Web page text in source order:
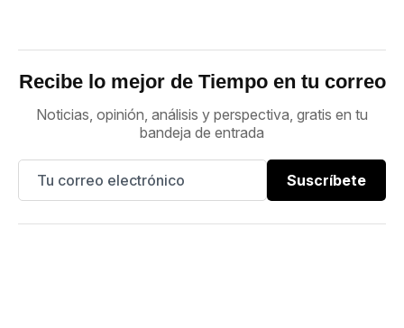
Recibe lo mejor de Tiempo en tu correo
Noticias, opinión, análisis y perspectiva, gratis en tu
bandeja de entrada
Suscríbete